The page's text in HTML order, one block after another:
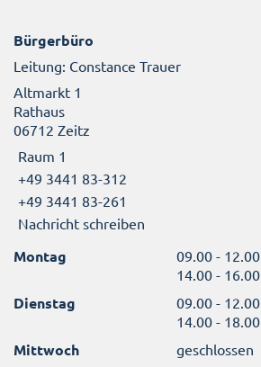
Bürgerbüro
Leitung: Constance Trauer
Altmarkt 1
Rathaus
06712 Zeitz
Raum 1
+49 3441 83-312
+49 3441 83-261
Nachricht schreiben
Montag
09.00 -
14.00 -
Dienstag
09.00 -
14.00 -
Mittwoch geschlossen